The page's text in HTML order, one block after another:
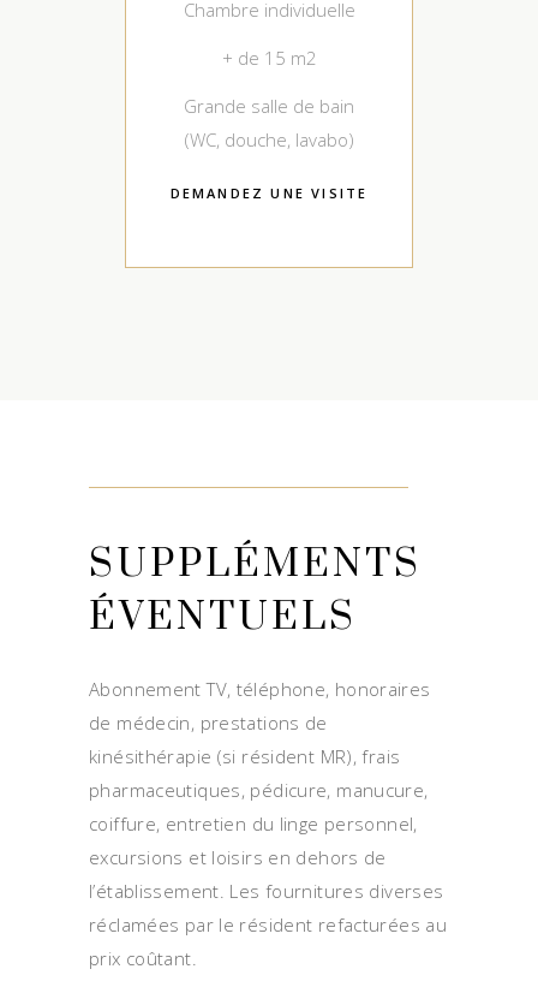
Chambre individuelle
+ de 15 m2
Grande salle de bain
(WC, douche, lavabo)
DEMANDEZ UNE VISITE
SUPPLÉMENTS
ÉVENTUELS
Abonnement TV, téléphone, honoraires
de médecin, prestations de
kinésithérapie (si résident MR), frais
pharmaceutiques, pédicure, manucure,
coiffure, entretien du linge personnel,
excursions et loisirs en dehors de
l’établissement. Les fournitures diverses
réclamées par le résident refacturées au
prix coûtant.